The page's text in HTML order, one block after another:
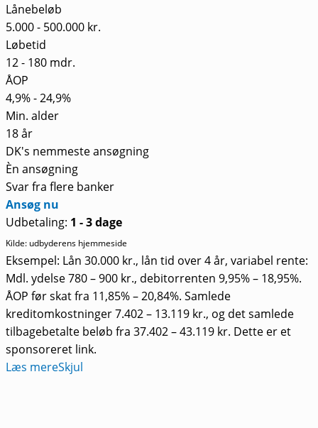
Lånebeløb
5.000 - 500.000 kr.
Løbetid
12 - 180 mdr.
ÅOP
4,9% - 24,9%
Min. alder
18 år
DK's nemmeste ansøgning
Èn ansøgning
Svar fra flere banker
Ansøg nu
Udbetaling: 1 - 3 dage
Kilde: udbyderens hjemmeside
Eksempel: Lån 30.000 kr., lån tid over 4 år, variabel rente:
Mdl. ydelse 780 – 900 kr., debitorrenten 9,95% – 18,95%.
ÅOP før skat fra 11,85% – 20,84%. Samlede
kreditomkostninger 7.402 – 13.119 kr., og det samlede
tilbagebetalte beløb fra 37.402 – 43.119 kr. Dette er et
sponsoreret link.
Læs mereSkjul